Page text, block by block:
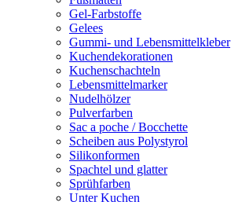
Gel-Farbstoffe
Gelees
Gummi- und Lebensmittelkleber
Kuchendekorationen
Kuchenschachteln
Lebensmittelmarker
Nudelhölzer
Pulverfarben
Sac a poche / Bocchette
Scheiben aus Polystyrol
Silikonformen
Spachtel und glatter
Sprühfarben
Unter Kuchen